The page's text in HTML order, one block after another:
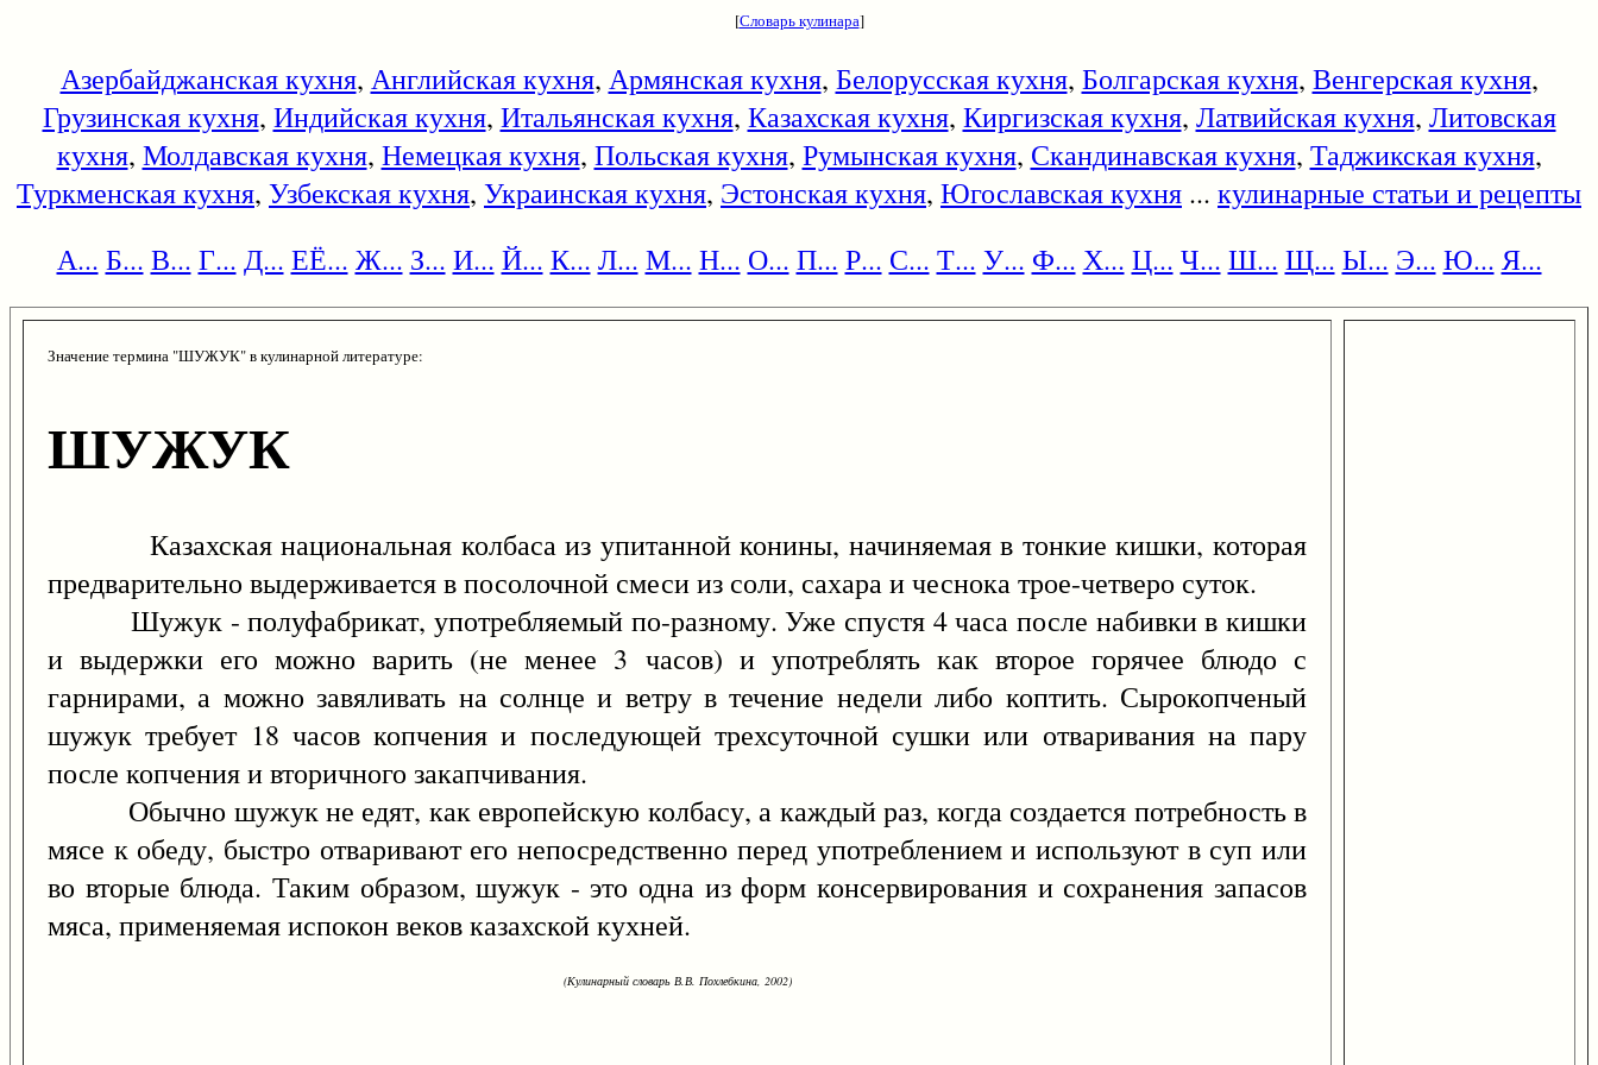
[Словарь кулинара]
Азербайджанская кухня, Английская кухня, Армянская кухня, Белорусская кухня, Болгарская кухня, Венгерская кухня,
Грузинская кухня, Индийская кухня, Итальянская кухня, Казахская кухня, Киргизская кухня, Латвийская кухня, Литовская
кухня, Молдавская кухня, Немецкая кухня, Польская кухня, Румынская кухня, Скандинавская кухня, Таджикская кухня,
Туркменская кухня, Узбекская кухня, Украинская кухня, Эстонская кухня, Югославская кухня ... кулинарные статьи и рецепты
А... Б... В... Г... Д... ЕЁ... Ж... З... И... Й... К... Л... М... Н... О... П... Р... С... Т... У... Ф... Х... Ц... Ч... Ш... Щ... Ы... Э... Ю... Я...
Значение термина "ШУЖУК" в кулинарной литературе:
ШУЖУК
Казахская национальная колбаса из упитанной конины, начиняемая в тонкие кишки, которая
предварительно выдерживается в посолочной смеси из соли, сахара и чеснока трое-четверо суток.
Шужук - полуфабрикат, употребляемый по-разному. Уже спустя 4 часа после набивки в кишки
и выдержки его можно варить (не менее 3 часов) и употреблять как второе горячее блюдо с
гарнирами, а можно завяливать на солнце и ветру в течение недели либо коптить. Сырокопченый
шужук требует 18 часов копчения и последующей трехсуточной сушки или отваривания на пару
после копчения и вторичного закапчивания.
Обычно шужук не едят, как европейскую колбасу, а каждый раз, когда создается потребность в
мясе к обеду, быстро отваривают его непосредственно перед употреблением и используют в суп или
во вторые блюда. Таким образом, шужук - это одна из форм консервирования и сохранения запасов
мяса, применяемая испокон веков казахской кухней.
(Кулинарный словарь В.В. Похлебкина, 2002)